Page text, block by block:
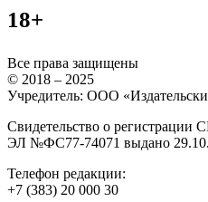
18+
Все права защищены
© 2018 – 2025
Учредитель: ООО
Свидетельство о регистрации
ЭЛ №ФС77-74071 выдано
Телефон редакции:
+7 (383) 20 000 30